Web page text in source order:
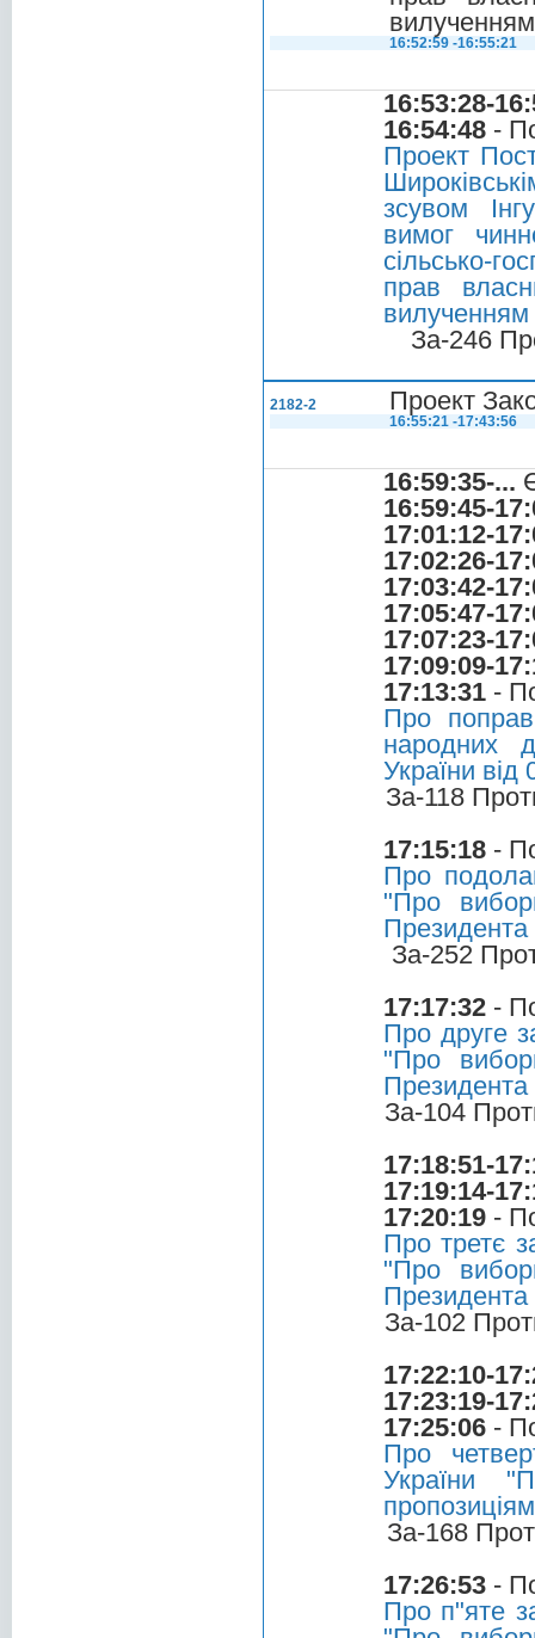
16:52:59 -16:55:21
16:53:28-
16:54:48 -
Проект
зсувом
вимог
сільсько-
прав
вилученням
За-246
2182-2 Проект
16:55:21 -17:43:56
16:59:35-...
16:59:45-
17:01:12-
17:02:26-
17:03:42-
17:05:47-
17:07:23-
17:09:09-
17:13:31 -
Про
народних
України від
За-118
17:15:18 -
Про
"Про
Президента
За-252
17:17:32 -
Про друге
"Про
Президента
За-104
17:18:51-
17:19:14-
17:20:19 -
Про третє
"Про
Президента
За-102
17:22:10-
17:23:19-
17:25:06 -
Про
України
За-168
17:26:53 -
Про п"яте